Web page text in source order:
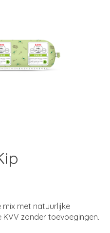
mix met natuurlijke
zonder toevoegingen.